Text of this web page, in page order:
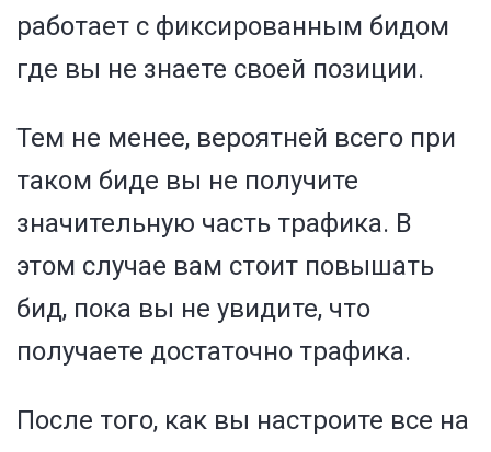
работает с фиксированным бидом
где вы не знаете своей позиции.
Тем не менее, вероятней всего при
таком биде вы не получите
значительную часть трафика. В
этом случае вам стоит повышать
бид, пока вы не увидите, что
получаете достаточно трафика.
После того, как вы настроите все на